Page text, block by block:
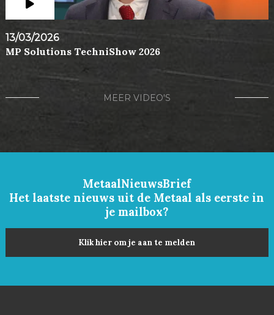
13/03/2026
MP Solutions TechniShow 2026
MEER VIDEO'S
MetaalNieuwsBrief
Het laatste nieuws uit de Metaal als eerste in
je mailbox?
Klik hier om je aan te melden